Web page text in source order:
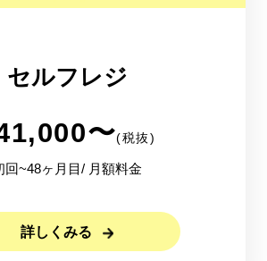
セルフレジ
〜(税抜)
回~48ヶ月目/ 月額料金
詳しくみる